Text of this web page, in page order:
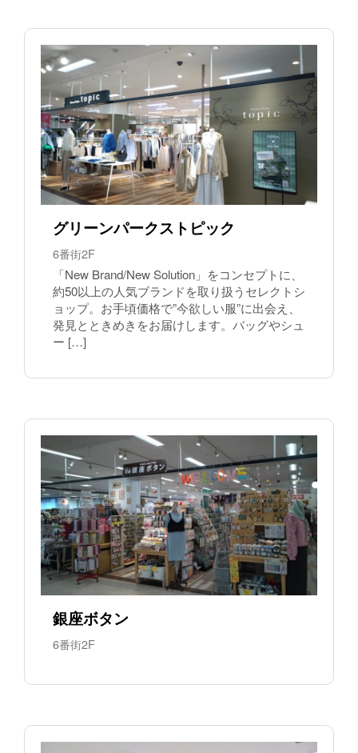
グリーンパークストピック
6番街2F
「New Brand/New Solution」をコンセプトに、
約50以上の人気ブランドを取り扱うセレクトシ
ョップ。お手頃価格で”今欲しい服”に出会え、
発見とときめきをお届けします。バッグやシュ
ー […]
銀座ボタン
6番街2F